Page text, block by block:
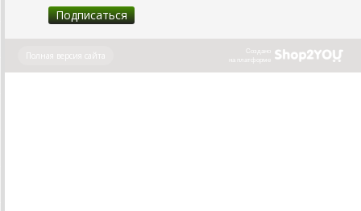
Создано
на платформе
Полная версия сайта